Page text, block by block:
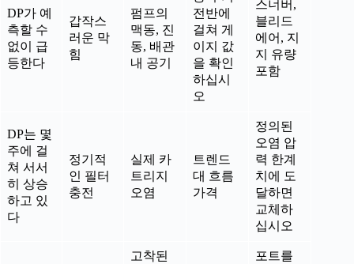
DP가 예
측할 수
없이 급
등한다
갑작스
러운 막
힘
펌프의
맥동, 진
동, 배관
내 공기
전반에
걸쳐 게
이지 값
을 확인
하십시
오
스너버,
블리드
에어, 지
지 유량
포함
DP는 몇
주에 걸
쳐 서서
히 상승
하고 있
다
정기적
인 필터
충전
실제 카
트리지
오염
트렌드
대 흐름
가격
정의된
오염 압
력 한계
치에 도
달하면
교체하
십시오
고착된
포트를